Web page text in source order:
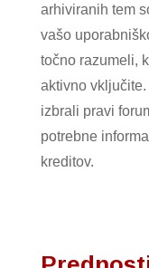
arhiviranih tem
vašo
točno razumeli,
aktivno
izbrali pravi
potrebne
kreditov.